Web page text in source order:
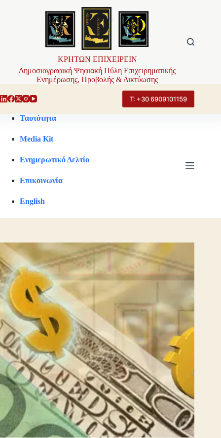
ΚΡΗΤΩΝ ΕΠΙΧΕΙΡΕΙΝ
Δημοσιογραφική Ψηφιακή Πύλη Επιχειρηματικής
Ενημέρωσης, Προβολής & Δικτύωσης
Τ: +30 6909101159
Ταυτότητα
Media Kit
Ενημερωτικό Δελτίο
Επικοινωνία
English